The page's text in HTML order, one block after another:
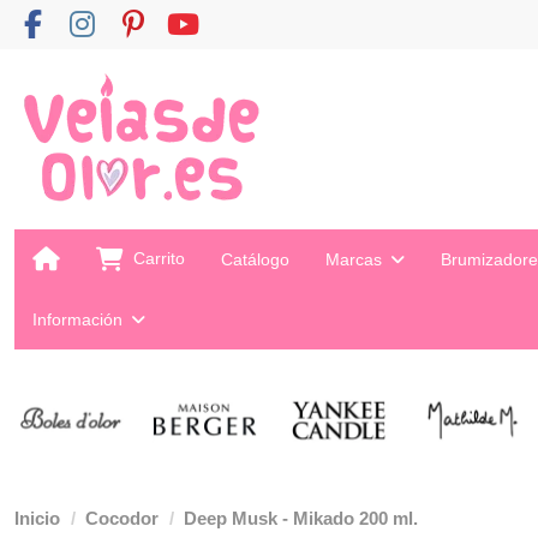
Carrito Catálogo Marcas
Información
Inicio Cocodor Deep Musk - Mikado 200 ml.